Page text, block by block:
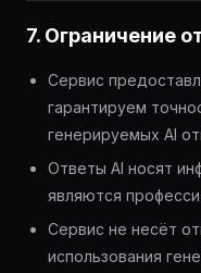
7. Ограничение
Сервис
гарантируем
генерируемых AI
Ответы AI носят
являются
Сервис не несёт
использования